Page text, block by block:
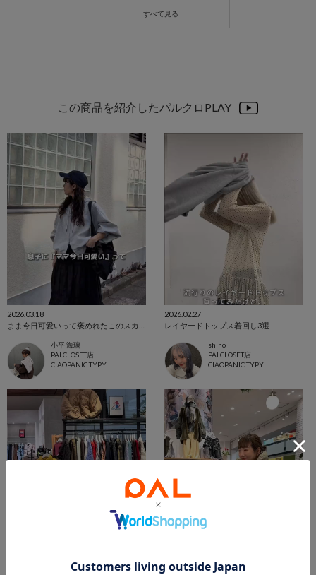
この商品を紹介したパルクロPLAY
2026.03.18
小平 海璃
PALCLOSET店
CIAOPANIC TYPY
2026.02.27
レイヤードトップス着回し3選
shiho
PALCLOSET店
CIAOPANIC TYPY
2025.12.30